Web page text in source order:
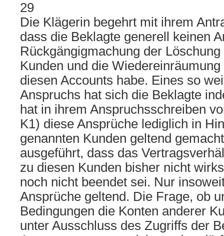
29
Die Klägerin begehrt mit ihrem
dass die Beklagte generell keinen
Rückgängigmachung der
Kunden und die
diesen Accounts habe. Eines so
Anspruchs hat sich die Beklagte
hat in ihrem Anspruchsschreiben
K1) diese Ansprüche lediglich in
genannten Kunden geltend
ausgeführt, dass das
zu diesen Kunden bisher nicht
noch nicht beendet sei. Nur
Ansprüche geltend. Die Frage, ob
Bedingungen die Konten anderer
unter Ausschluss des Zugriffs der